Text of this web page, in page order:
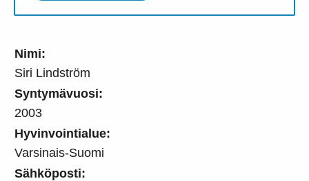
Nimi:
Siri Lindström
Syntymävuosi:
2003
Hyvinvointialue:
Varsinais-Suomi
Sähköposti: